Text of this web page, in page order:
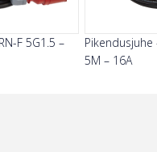
F 5G1.5 –
Pikendusjuhe
5M – 16A